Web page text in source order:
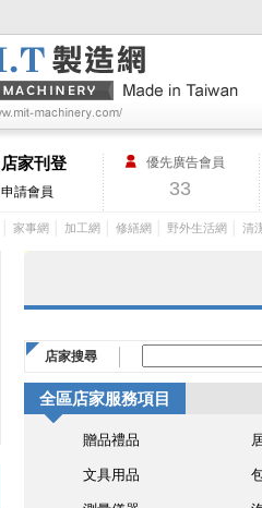
店家刊登
申請會員
優先廣告會員
33
家事網 加工網 修繕網 野外生活網 清
店家搜尋
全區店家服務項目
贈品禮品
文具用品